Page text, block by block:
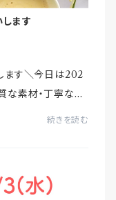
ます
ます＼今日は202
な素材・丁寧な手
「結」ぶことがで
続きを読む